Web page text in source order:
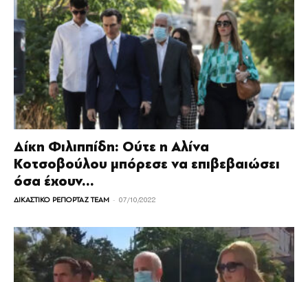
Δίκη Φιλιππίδη: Ούτε η Αλίνα
Κοτσοβούλου μπόρεσε να επιβεβαιώσει
όσα έχουν...
ΔΙΚΑΣΤΙΚΟ ΡΕΠΟΡΤΑΖ TEAM - 07/10/2022